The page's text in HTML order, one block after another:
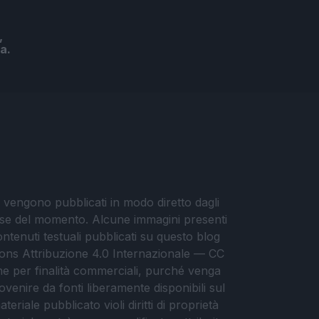
pubblicati in modo diretto dagli
del momento. Alcune immagini presenti
testuali pubblicati su questo blog
Attribuzione 4.0 Internazionale — CC
per finalità commerciali, purché venga
da fonti liberamente disponibili sul
pubblicato violi diritti di proprietà